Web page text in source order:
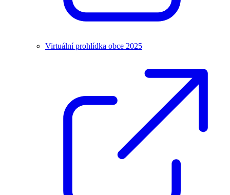
Virtuální prohlídka obce 2025